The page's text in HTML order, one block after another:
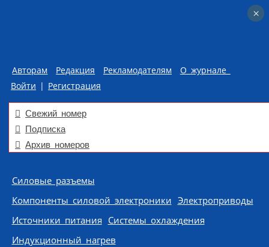
Авторам Редакция Рекламодателям
О журнале
Войти | Регистрация
Свежий номер
Подписка
Архив номеров
Skip to content
Силовые разъемы
Компоненты силовой электроники Электроприводы
Источники питания Системы охлаждения
Индукционный нагрев
×
×